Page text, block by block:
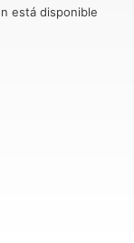
está disponible